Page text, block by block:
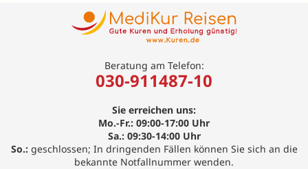
Beratung am Telefon:
030-911487-10
Sie erreichen uns:
Mo.-Fr.: 09:00-17:00 Uhr
Sa.: 09:30-14:00 Uhr
So.:geschlossen; In dringenden Fällen können Sie sich an die
bekannte Notfallnummer wenden.